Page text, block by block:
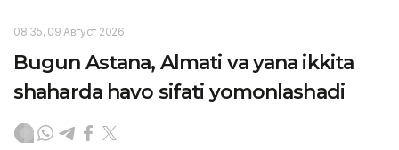
08:35, 09 Август 2026
Bugun Astana, Almati va yana ikkita
shaharda havo sifati yomonlashadi